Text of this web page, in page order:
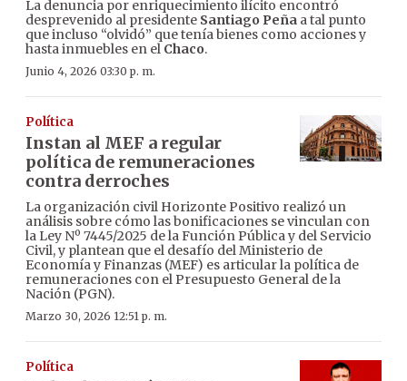
La denuncia por enriquecimiento ilícito encontró
desprevenido al presidente Santiago Peña a tal punto
que incluso “olvidó” que tenía bienes como acciones y
hasta inmuebles en el Chaco.
Junio 4, 2026 03:30 p. m.
Política
Instan al MEF a regular
política de remuneraciones
contra derroches
La organización civil Horizonte Positivo realizó un
análisis sobre cómo las bonificaciones se vinculan con
la Ley Nº 7445/2025 de la Función Pública y del Servicio
Civil, y plantean que el desafío del Ministerio de
Economía y Finanzas (MEF) es articular la política de
remuneraciones con el Presupuesto General de la
Nación (PGN).
Marzo 30, 2026 12:51 p. m.
Política